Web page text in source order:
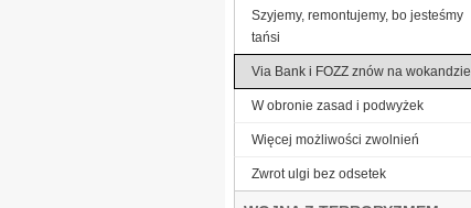
Szyjemy, remontujemy, bo jesteśmy
tańsi
Via Bank i FOZZ znów na wokandzie
W obronie zasad i podwyżek
Więcej możliwości zwolnień
Zwrot ulgi bez odsetek